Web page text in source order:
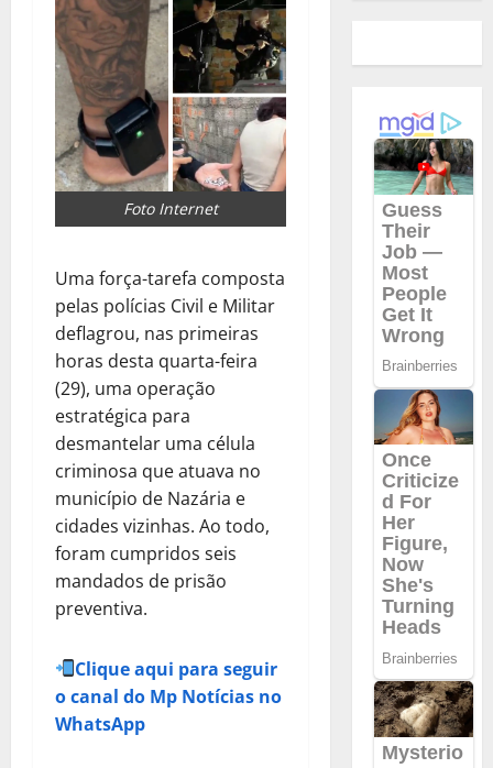
Foto Internet
Uma força-tarefa composta
pelas polícias Civil e Militar
deflagrou, nas primeiras
horas desta quarta-feira
(29), uma operação
estratégica para
desmantelar uma célula
criminosa que atuava no
município de Nazária e
cidades vizinhas. Ao todo,
foram cumpridos seis
mandados de prisão
preventiva.
Clique aqui para seguir
o canal do Mp Notícias no
WhatsApp